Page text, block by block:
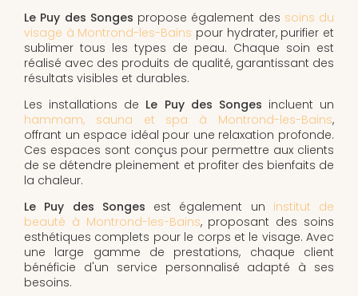
Le Puy des Songes propose également des soins du
visage à Montrond-les-Bains pour hydrater, purifier et
sublimer tous les types de peau. Chaque soin est
réalisé avec des produits de qualité, garantissant des
résultats visibles et durables.
Les installations de Le Puy des Songes incluent un
hammam, sauna et spa à Montrond-les-Bains,
offrant un espace idéal pour une relaxation profonde.
Ces espaces sont conçus pour permettre aux clients
de se détendre pleinement et profiter des bienfaits de
la chaleur.
Le Puy des Songes est également un institut de
beauté à Montrond-les-Bains, proposant des soins
esthétiques complets pour le corps et le visage. Avec
une large gamme de prestations, chaque client
bénéficie d'un service personnalisé adapté à ses
besoins.